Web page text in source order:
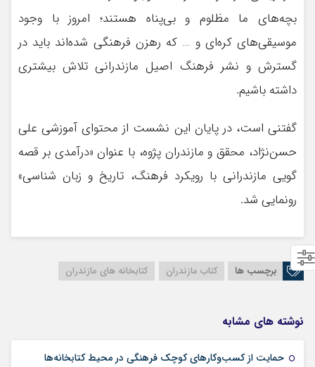
بچه‌های ما مظلوم و بی‌پناه هستند؛ امروز با وجود
موسیقی‌های کره‌ای و … که رهزن فرهنگی شده‌اند باید در
گسترش و نشر فرهنگ اصیل مازندرانی تلاش بیشتری
داشته باشیم.
گفتنی است، در پایان این نشست از محتوای آموزشی علی
حسن‌نژاد، محقق و مازندران پژوه، با عنوان «درآمدی بر قصه
گویی مازندرانی با رویکرد فرهنگ، تاریخ و زبان شناسی»
رونمایی شد.
برچسب ها کتاب مازندران کتابخانه های مازندران
نوشته های مشابه
حمایت از کسب‌وکارهای کوچک فرهنگی در محیط کتابخانه‌ها